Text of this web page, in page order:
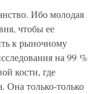
Ибо молодая
чтобы ее
к рыночному
на 99 %
кости, где
Она только-только